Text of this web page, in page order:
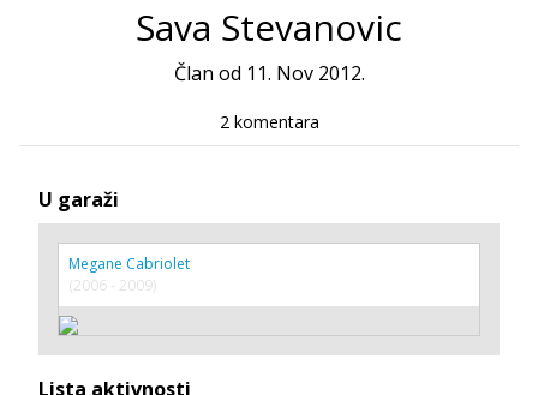
Sava Stevanovic
Član od 11. Nov 2012.
2 komentara
U garaži
Megane Cabriolet
(2006 - 2009)
Lista aktivnosti